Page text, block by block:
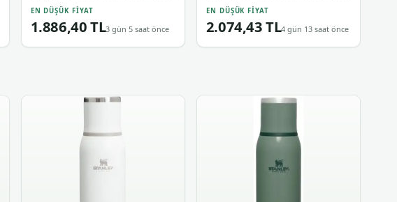
EN DÜŞÜK FIYAT
1.886,40 TL3 gün 5 saat önce
EN DÜŞÜK FIYAT
2.074,43 TL4 gün 13 saat önce